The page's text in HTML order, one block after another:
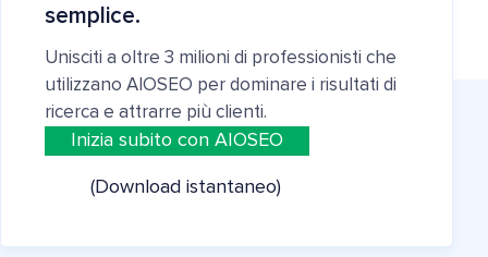
semplice.
Unisciti a oltre 3 milioni di professionisti che
utilizzano AIOSEO per dominare i risultati di
ricerca e attrarre più clienti.
Inizia subito con AIOSEO
(Download istantaneo)